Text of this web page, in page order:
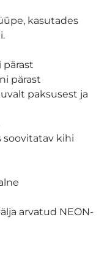
kasutades
pärast
paksusest ja
soovitatav kihi
arvatud NEON-